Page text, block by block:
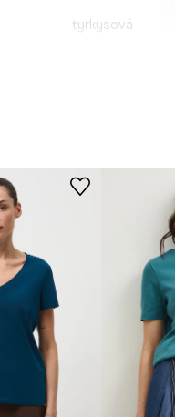
tyrkysová